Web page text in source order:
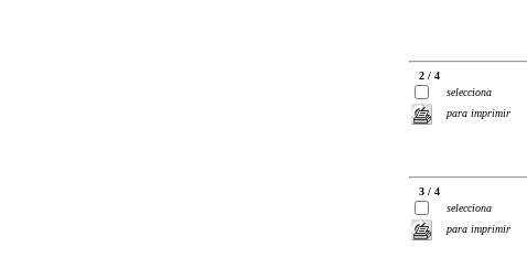
2 / 4
selecciona
para imprimir
3 / 4
selecciona
para imprimir